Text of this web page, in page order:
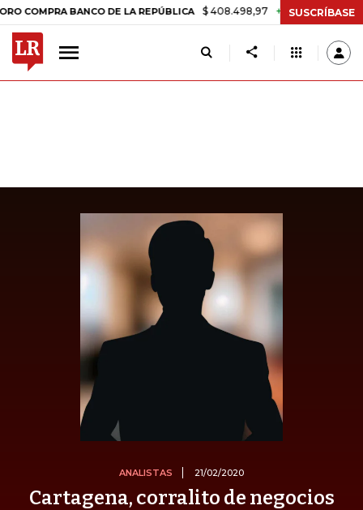
BANCO DE LA REPÚBLICA $ 408.498,97 +$ 8.753,81 +2,19%
SUSCRÍBASE
ANALISTAS 21/02/2020
Cartagena, corralito de negocios